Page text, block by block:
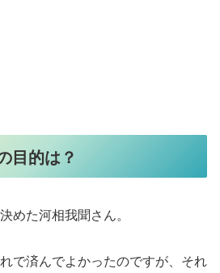
目的は？
めた河相我聞さん。
で済んでよかったのですが、それ